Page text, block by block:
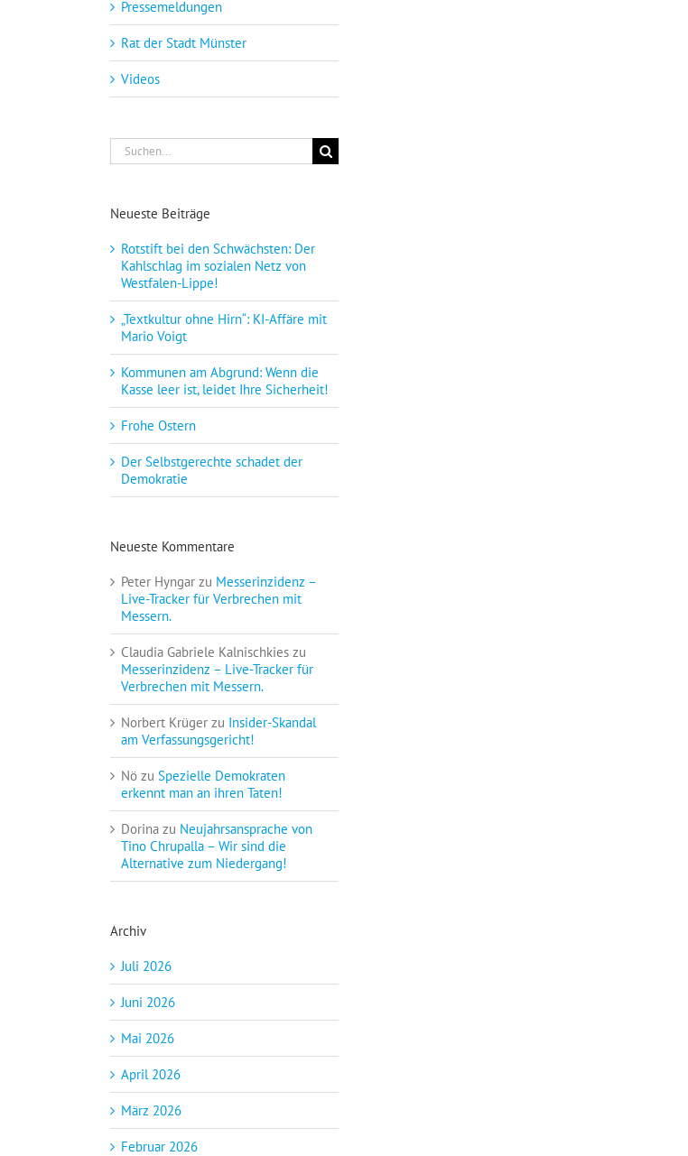
Pressemeldungen
Rat der Stadt Münster
Videos
Suche
nach:
Neueste Beiträge
Rotstift bei den Schwächsten: Der
Kahlschlag im sozialen Netz von
Westfalen-Lippe!
„Textkultur ohne Hirn“: KI-Affäre mit
Mario Voigt
Kommunen am Abgrund: Wenn die
Kasse leer ist, leidet Ihre Sicherheit!
Frohe Ostern
Der Selbstgerechte schadet der
Demokratie
Neueste Kommentare
Peter Hyngar zu Messerinzidenz –
Live-Tracker für Verbrechen mit
Messern.
Claudia Gabriele Kalnischkies zu
Messerinzidenz – Live-Tracker für
Verbrechen mit Messern.
Norbert Krüger zu Insider-Skandal
am Verfassungsgericht!
Nö zu Spezielle Demokraten
erkennt man an ihren Taten!
Dorina zu Neujahrsansprache von
Tino Chrupalla – Wir sind die
Alternative zum Niedergang!
Archiv
Juli 2026
Juni 2026
Mai 2026
April 2026
März 2026
Februar 2026